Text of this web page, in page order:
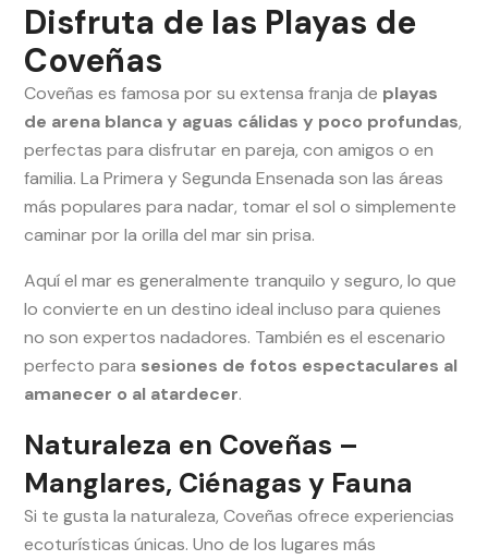
Disfruta de las Playas de
Coveñas
Coveñas es famosa por su extensa franja de playas
de arena blanca y aguas cálidas y poco profundas,
perfectas para disfrutar en pareja, con amigos o en
familia. La Primera y Segunda Ensenada son las áreas
más populares para nadar, tomar el sol o simplemente
caminar por la orilla del mar sin prisa.
Aquí el mar es generalmente tranquilo y seguro, lo que
lo convierte en un destino ideal incluso para quienes
no son expertos nadadores. También es el escenario
perfecto para sesiones de fotos espectaculares al
amanecer o al atardecer.
Naturaleza en Coveñas –
Manglares, Ciénagas y Fauna
Si te gusta la naturaleza, Coveñas ofrece experiencias
ecoturísticas únicas. Uno de los lugares más